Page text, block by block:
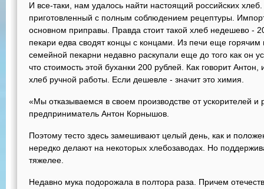
И все-таки, нам удалось найти настоящий российских
приготовленный с полным соблюдением рецептуры.
основном приправы. Правда стоит такой хлеб недешево -
пекари едва сводят концы с концами. Из печи еще
семейной пекарни недавно раскупали еще до того как он
что стоимость этой буханки 200 рублей. Как говорит
хлеб ручной работы. Если дешевле - значит это химия.
«Мы отказываемся в своем производстве от ускорителей и
предприниматель Антон Корнышов.
Поэтому тесто здесь замешивают целый день, как и
нередко делают на некоторых хлебозаводах. Но
тяжелее.
Недавно мука подорожала в полтора раза. Причем